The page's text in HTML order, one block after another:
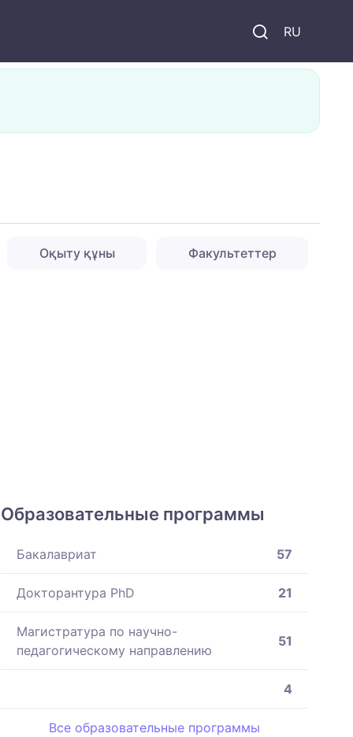
RU
Оқыту құны Факультеттер
Образовательные программы
Бакалавриат 57
Докторантура PhD 21
Магистратура по научно-
педагогическому направлению
51
4
Все образовательные программы